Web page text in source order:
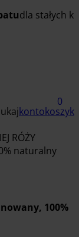
dla stałych
konto
0
koszyk
RÓŻY
naturalny
100%